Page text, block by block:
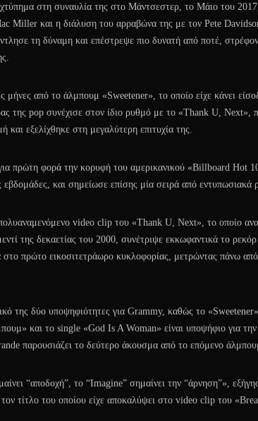
στη συναυλία της στο Μάντσεστερ, το Μάιο του
Miller και η διάλυση του αρραβώνα της με τον Pete
τη δύναμη και επέστρεψε πιο δυνατή από ποτέ,
μήνες από το άλμπουμ «Sweetener», το οποίο είχε κάνει
της pop συνέχισε στον ίδιο ρυθμό με το «Thank U, Next»,
εξελίχθηκε στη μεγαλύτερη επιτυχία της.
πρώτη φορά την κορυφή του αμερικανικού «Billboard Hot
εβδομάδες, και σημείωσε επίσης μία σειρά από εντυπωσιακά
video clip του «Thank U, Next», το οποίο
της δεκαετίας του 2000, συνέτριψε εκκωφαντικά το ρεκόρ
στο πρώτο εικοσιτετράωρο κυκλοφορίας, μετρώντας πάνω
της δύο υποψηφιότητες για Grammy, καθώς το «Sweetener»
και το single «God Is A Woman» είναι υποψήφιο για
παρουσιάζει το δεύτερο άκουσμα από το επόμενο
“αποδοχή”, το “Imagine” σημαίνει την “άρνηση”»,
τίτλο του οποίου είχε αποκαλύψει στο video clip του